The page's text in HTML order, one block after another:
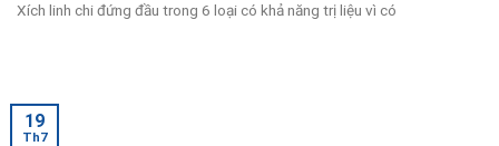
Xích linh chi đứng đầu trong 6 loại có khả năng trị liệu vì có
19
Th7